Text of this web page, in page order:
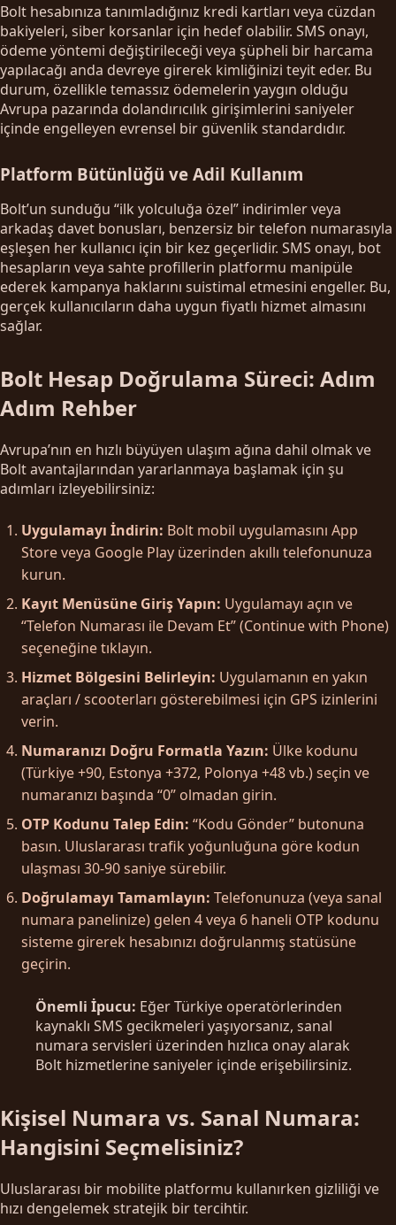
Bolt hesabınıza tanımladığınız kredi kartları veya cüzdan
bakiyeleri, siber korsanlar için hedef olabilir. SMS onayı,
ödeme yöntemi değiştirileceği veya şüpheli bir harcama
yapılacağı anda devreye girerek kimliğinizi teyit eder. Bu
durum, özellikle temassız ödemelerin yaygın olduğu
Avrupa pazarında dolandırıcılık girişimlerini saniyeler
içinde engelleyen evrensel bir güvenlik standardıdır.
Platform Bütünlüğü ve Adil Kullanım
Bolt’un sunduğu “ilk yolculuğa özel” indirimler veya
arkadaş davet bonusları, benzersiz bir telefon numarasıyla
eşleşen her kullanıcı için bir kez geçerlidir. SMS onayı, bot
hesapların veya sahte profillerin platformu manipüle
ederek kampanya haklarını suistimal etmesini engeller. Bu,
gerçek kullanıcıların daha uygun fiyatlı hizmet almasını
sağlar.
Bolt Hesap Doğrulama Süreci: Adım
Adım Rehber
Avrupa’nın en hızlı büyüyen ulaşım ağına dahil olmak ve
Bolt avantajlarından yararlanmaya başlamak için şu
adımları izleyebilirsiniz:
Uygulamayı İndirin: Bolt mobil uygulamasını App
Store veya Google Play üzerinden akıllı telefonunuza
kurun.
Kayıt Menüsüne Giriş Yapın: Uygulamayı açın ve
“Telefon Numarası ile Devam Et” (Continue with Phone)
seçeneğine tıklayın.
Hizmet Bölgesini Belirleyin: Uygulamanın en yakın
araçları / scooterları gösterebilmesi için GPS izinlerini
verin.
Numaranızı Doğru Formatla Yazın: Ülke kodunu
(Türkiye +90, Estonya +372, Polonya +48 vb.) seçin ve
numaranızı başında “0” olmadan girin.
OTP Kodunu Talep Edin: “Kodu Gönder” butonuna
basın. Uluslararası trafik yoğunluğuna göre kodun
ulaşması 30-90 saniye sürebilir.
Doğrulamayı Tamamlayın: Telefonunuza (veya sanal
numara panelinize) gelen 4 veya 6 haneli OTP kodunu
sisteme girerek hesabınızı doğrulanmış statüsüne
geçirin.
Önemli İpucu: Eğer Türkiye operatörlerinden
kaynaklı SMS gecikmeleri yaşıyorsanız, sanal
numara servisleri üzerinden hızlıca onay alarak
Bolt hizmetlerine saniyeler içinde erişebilirsiniz.
Kişisel Numara vs. Sanal Numara:
Hangisini Seçmelisiniz?
Uluslararası bir mobilite platformu kullanırken gizliliği ve
hızı dengelemek stratejik bir tercihtir.